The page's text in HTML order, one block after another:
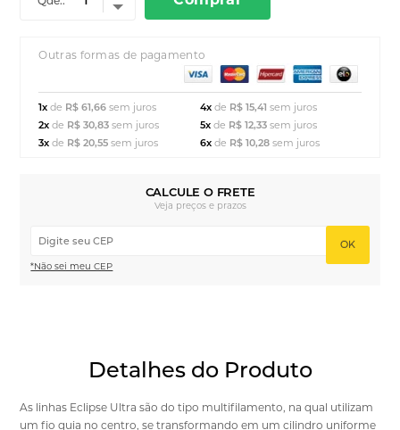
Outras formas de pagamento
1xde R$ 61,66 sem juros
2xde R$ 30,83 sem juros
3xde R$ 20,55 sem juros
4x de R$ 15,41 sem juros
5x de R$ 12,33sem juros
6x de R$ 10,28sem juros
CALCULE O FRETE
Veja preços e prazos
OK
*Não sei meu CEP
Detalhes do Produto
As linhas Eclipse Ultra são do tipo multifilamento, na qual utilizam
um fio guia no centro, se transformando em um cilindro uniforme